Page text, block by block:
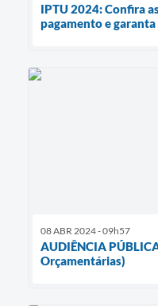
IPTU 2024: Confira
pagamento e
08 ABR 2024 - 09h57
AUDIÊNCIA
Orçamentárias)